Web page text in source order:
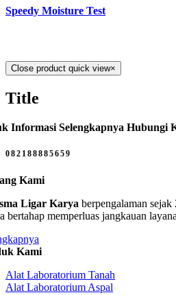
Speedy Moisture Test
Close product quick view×
Title
Informasi Selengkapnya Hubungi
082188885659
Kami
Ligar Karya berpengalaman
bertahap memperluas jangkauan
Kami
Alat Laboratorium Tanah
Alat Laboratorium Aspal